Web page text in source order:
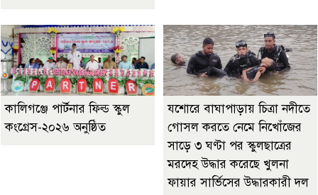
কালিগঞ্জে পার্টনার ফিল্ড স্কুল
কংগ্রেস-২০২৬ অনুষ্ঠিত
যশোরে বাঘাপাড়ায় চিত্রা নদীতে
গোসল করতে নেমে নিখোঁজের
সাড়ে ৩ ঘণ্টা পর স্কুলছাত্রের
মরদেহ উদ্ধার করেছে খুলনা
ফায়ার সার্ভিসের উদ্ধারকারী দল